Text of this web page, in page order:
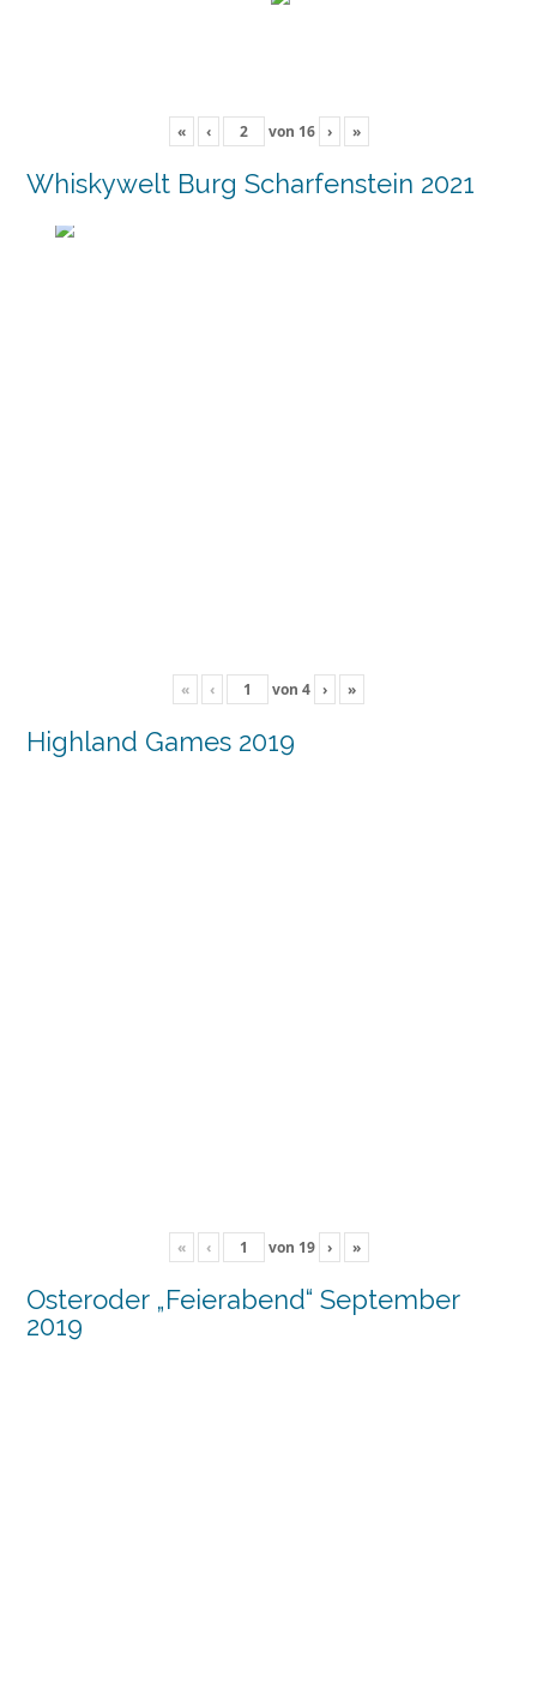
« ‹ von 16 › »
Whiskywelt Burg Scharfenstein 2021
« ‹ von 4 › »
Highland Games 2019
« ‹ von 19 › »
Osteroder „Feierabend“ September
2019